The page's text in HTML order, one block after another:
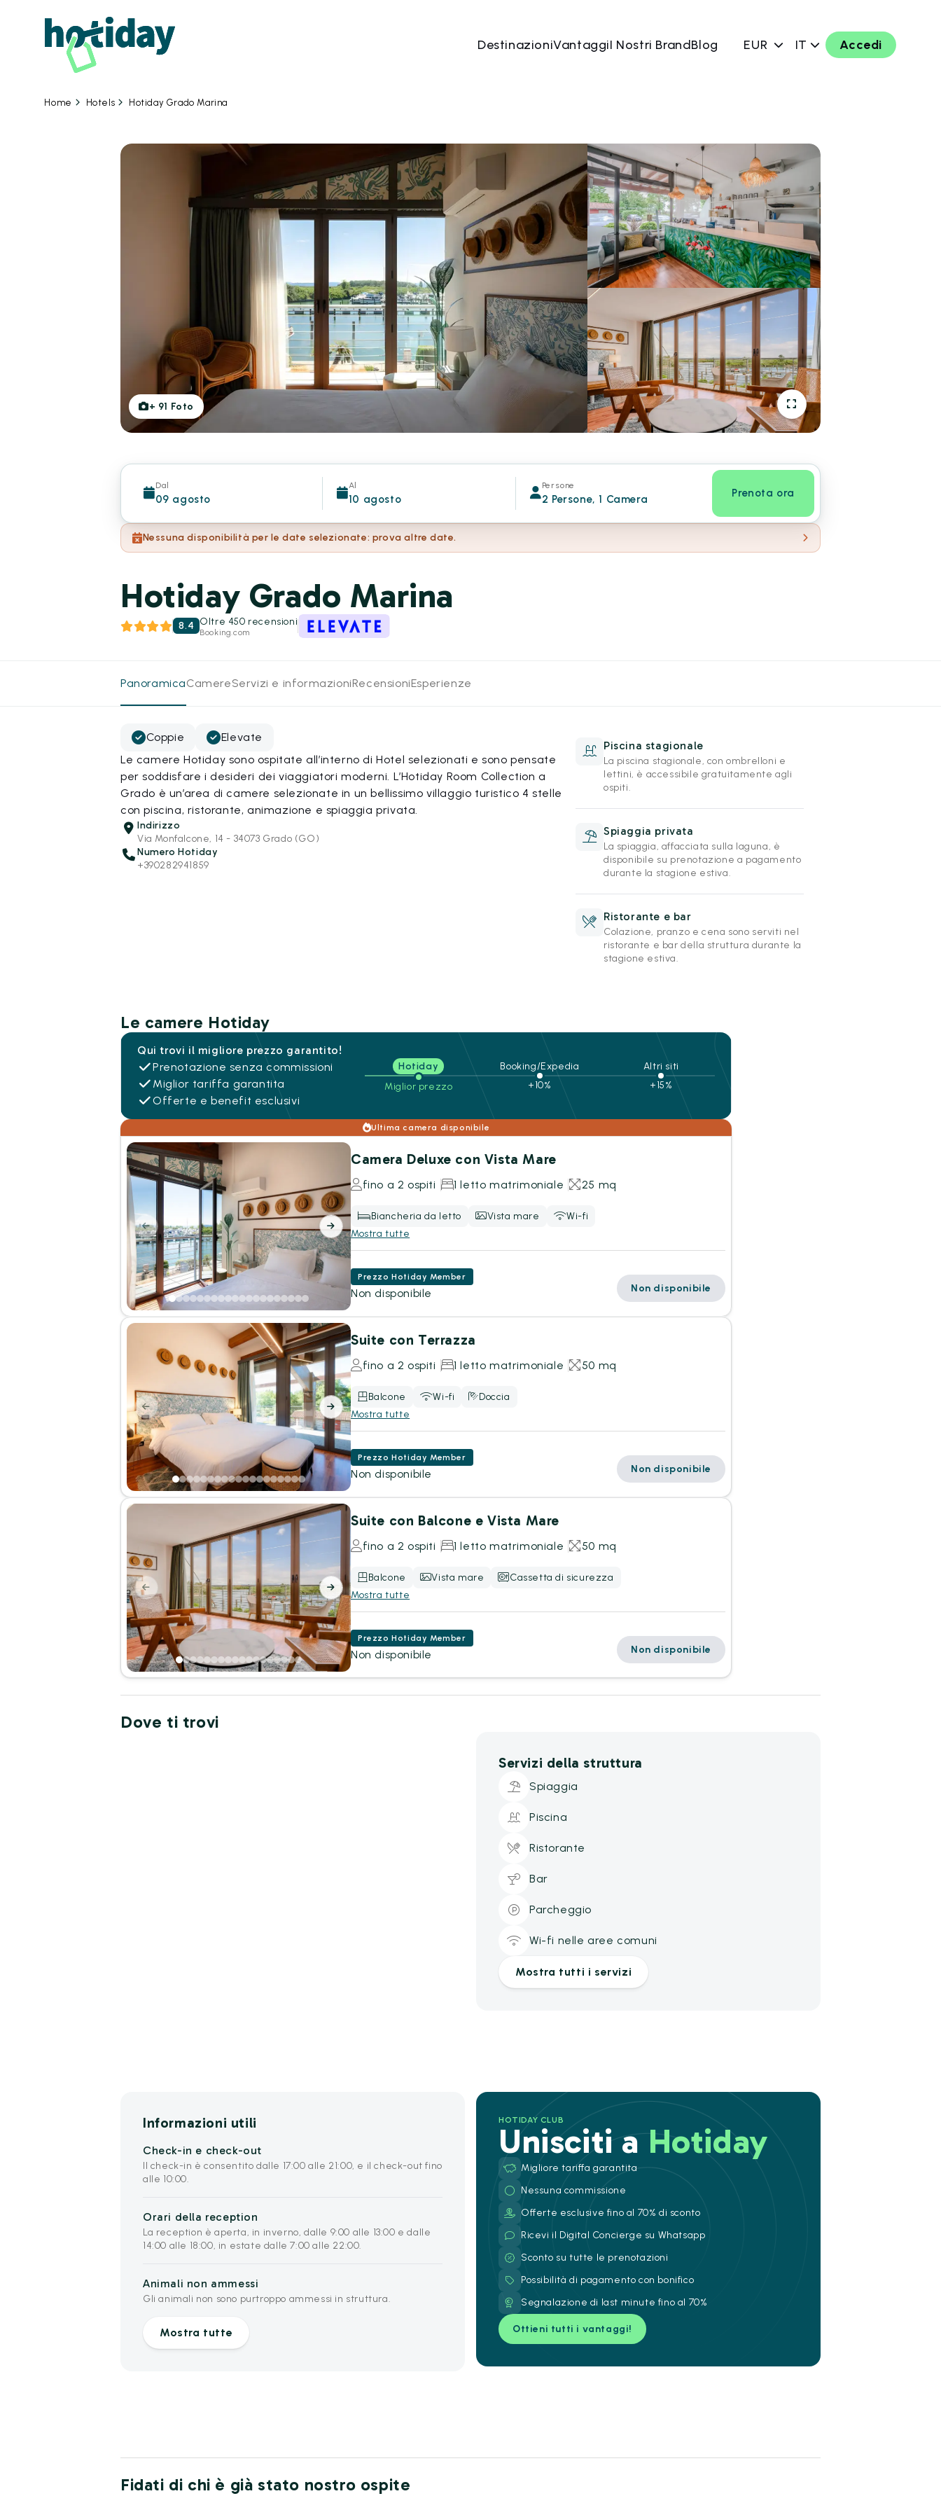
DestinazioniVantaggiI Nostri BrandBlog EUR IT Accedi
Home Hotels Hotiday Grado Marina
+ 91 Foto
Dal
09 agosto
Al
10 agosto
Persone
2 Persone, 1 Camera Prenota ora
Nessuna disponibilità per le date selezionate: prova altre date.
Hotiday Grado Marina
8.4 Oltre 450 recensioni
Booking.com
PanoramicaCamereServizi e informazioniRecensioniEsperienze
Coppie
Elevate
Le camere Hotiday sono ospitate all’interno di Hotel selezionati e sono pensate
per soddisfare i desideri dei viaggiatori moderni. L’Hotiday Room Collection a
Grado è un’area di camere selezionate in un bellissimo villaggio turistico 4 stelle
con piscina, ristorante, animazione e spiaggia privata.
Indirizzo
Via Monfalcone, 14 - 34073 Grado (GO)
Numero Hotiday
+390282941859
Piscina stagionale
La piscina stagionale, con ombrelloni e
lettini, è accessibile gratuitamente agli
ospiti.
Spiaggia privata
La spiaggia, affacciata sulla laguna, è
disponibile su prenotazione a pagamento
durante la stagione estiva.
Ristorante e bar
Colazione, pranzo e cena sono serviti nel
ristorante e bar della struttura durante la
stagione estiva.
Le camere Hotiday
Qui trovi il migliore prezzo garantito!
Prenotazione senza commissioni
Miglior tariffa garantita
Offerte e benefit esclusivi
Hotiday
Miglior prezzo
Booking/Expedia
+10%
Altri siti
+15%
Ultima camera disponibile
Camera Deluxe con Vista Mare
fino a 2 ospiti 1 letto matrimoniale 25 mq
Biancheria da letto Vista mare
Wi-fi
Mostra tutte
Prezzo Hotiday Member
Non disponibile Non disponibile
Suite con Terrazza
fino a 2 ospiti 1 letto matrimoniale 50 mq
Balcone Wi-fi
Doccia
Mostra tutte
Prezzo Hotiday Member
Non disponibile Non disponibile
Suite con Balcone e Vista Mare
fino a 2 ospiti 1 letto matrimoniale 50 mq
Balcone Vista mare
Cassetta di sicurezza
Mostra tutte
Prezzo Hotiday Member
Non disponibile Non disponibile
Dove ti trovi
Servizi della struttura
Spiaggia
Piscina
Ristorante
Bar
Parcheggio
Wi-fi nelle aree comuni
Mostra tutti i servizi
Informazioni utili
Check-in e check-out
Il check-in è consentito dalle 17:00 alle 21:00, e il check-out fino
alle 10:00.
Orari della reception
La reception è aperta, in inverno, dalle 9:00 alle 13:00 e dalle
14:00 alle 18:00, in estate dalle 7:00 alle 22:00.
Animali non ammessi
Gli animali non sono purtroppo ammessi in struttura.
Mostra tutte
HOTIDAY CLUB
Unisciti aHotiday
Migliore tariffa garantita
Nessuna commissione
Offerte esclusive fino al 70% di sconto
Ricevi il Digital Concierge su Whatsapp
Sconto su tutte le prenotazioni
Possibilità di pagamento con bonifico
Segnalazione di last minute fino al 70%
Ottieni tutti i vantaggi!
Fidati di chi è già stato nostro ospite